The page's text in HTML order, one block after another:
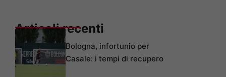
Articoli recenti
Bologna, infortunio per
Casale: i tempi di recupero